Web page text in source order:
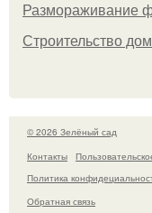
Размораживание
Строительство
© 2026 Зелёный сад
Контакты
Политика
Обратная связь